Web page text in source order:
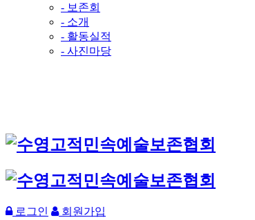
- 보존회
- 소개
- 활동실적
- 사진마당
로그인 회원가입